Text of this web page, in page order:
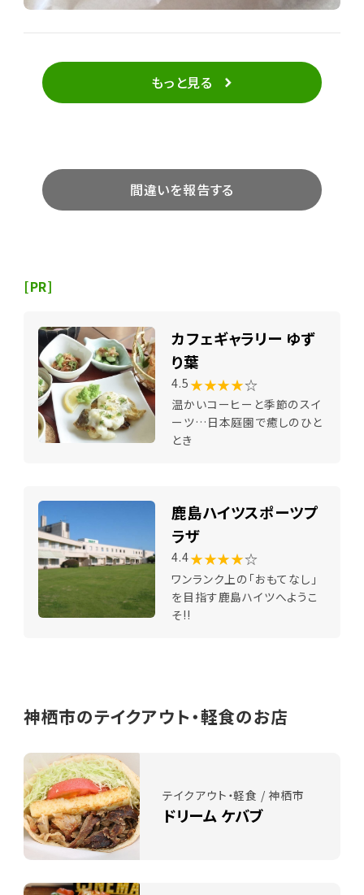
もっと見る
間違いを報告する
[PR]
カフェギャラリー ゆず
り葉
4.5 ★★★★☆
温かいコーヒーと季節のスイ
ーツ…日本庭園で癒しのひと
とき
鹿島ハイツスポーツプ
ラザ
4.4★★★★☆
ワンランク上の「おもてなし」
を目指す鹿島ハイツへようこ
そ!!
神栖市のテイクアウト・軽食のお店
テイクアウト・軽食 / 神栖市
ドリーム ケバブ